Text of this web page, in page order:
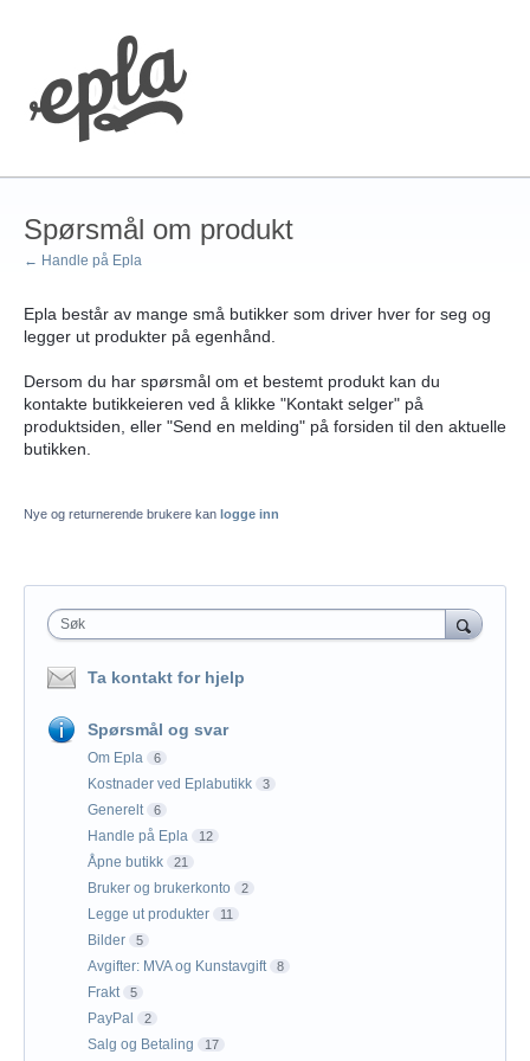
Spørsmål om produkt
← Handle på Epla
Epla består av mange små butikker som driver hver for seg og
legger ut produkter på egenhånd.
Dersom du har spørsmål om et bestemt produkt kan du
kontakte butikkeieren ved å klikke "Kontakt selger" på
produktsiden, eller "Send en melding" på forsiden til den aktuelle
butikken.
Nye og returnerende brukere kan logge inn
Søk
Ta kontakt for hjelp
Spørsmål og svar
Om Epla 6
Kostnader ved Eplabutikk 3
Generelt 6
Handle på Epla 12
Åpne butikk 21
Bruker og brukerkonto 2
Legge ut produkter 11
Bilder 5
Avgifter: MVA og Kunstavgift 8
Frakt 5
PayPal 2
Salg og Betaling 17